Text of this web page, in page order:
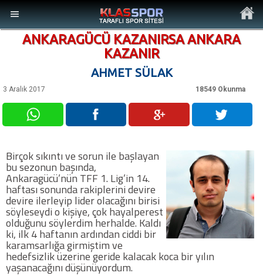
Ana Sayfa
Son Dakika Haberler
Foto Galeri
Video Galeri
Ankara Takımları
ANKARAGÜCÜ KAZANIRSA ANKARA
KAZANIR
AHMET SÜLAK
3 Aralık 2017 18549 Okunma
Birçok sıkıntı ve sorun ile başlayan
bu sezonun başında,
Ankaragücü’nün TFF 1. Lig’in 14.
haftası sonunda rakiplerini devire
devire ilerleyip lider olacağını birisi
söyleseydi o kişiye, çok hayalperest
olduğunu söylerdim herhalde. Kaldı
ki, ilk 4 haftanın ardından ciddi bir
karamsarlığa girmiştim ve
hedefsizlik üzerine geride kalacak koca bir yılın
yaşanacağını düşünüyordum.